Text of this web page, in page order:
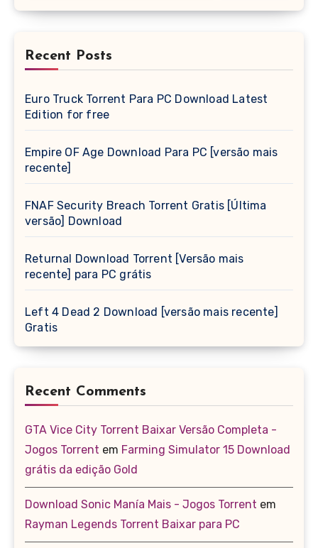
Recent Posts
Euro Truck Torrent Para PC Download Latest
Edition for free
Empire OF Age Download Para PC [versão mais
recente]
FNAF Security Breach Torrent Gratis [Última
versão] Download
Returnal Download Torrent [Versão mais
recente] para PC grátis
Left 4 Dead 2 Download [versão mais recente]
Gratis
Recent Comments
GTA Vice City Torrent Baixar Versão Completa -
Jogos Torrent em Farming Simulator 15 Download
grátis da edição Gold
Download Sonic Manía Mais - Jogos Torrent em
Rayman Legends Torrent Baixar para PC